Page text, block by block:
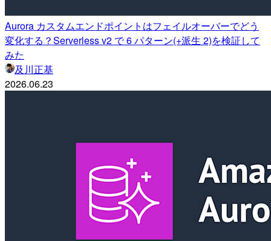
Aurora カスタムエンドポイントはフェイルオーバーでどう
変化する？Serverless v2 で 6 パターン(+派生 2)を検証して
みた
及川正基
2026.06.23